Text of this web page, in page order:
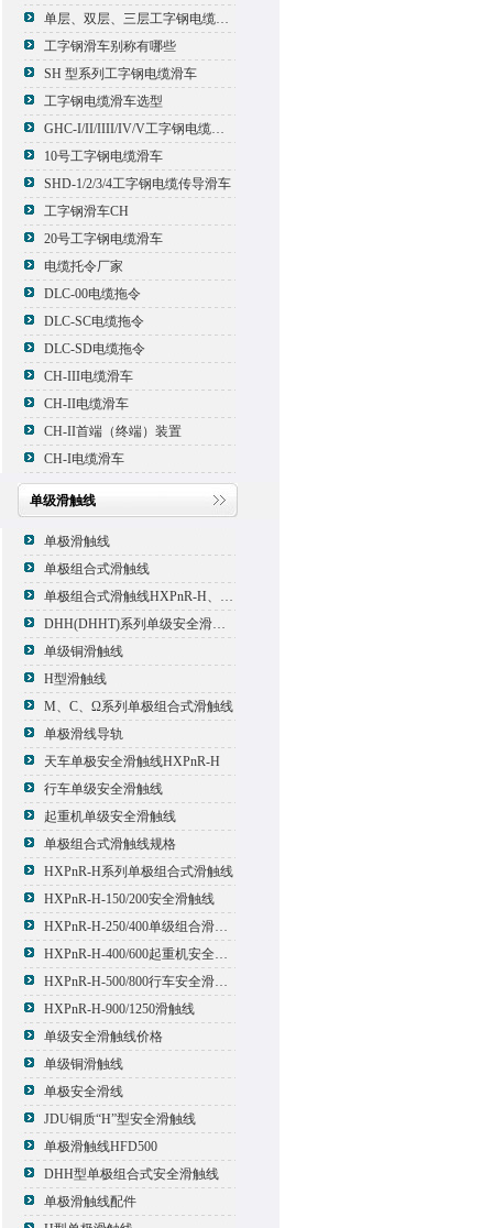
单层、双层、三层工字钢电缆传导滑车
工字钢滑车别称有哪些
SH 型系列工字钢电缆滑车
工字钢电缆滑车选型
GHC-I/II/IIII/IV/V工字钢电缆滑车
10号工字钢电缆滑车
SHD-1/2/3/4工字钢电缆传导滑车
工字钢滑车CH
20号工字钢电缆滑车
电缆托令厂家
DLC-00电缆拖令
DLC-SC电缆拖令
DLC-SD电缆拖令
CH-III电缆滑车
CH-II电缆滑车
CH-II首端（终端）装置
CH-I电缆滑车
单级滑触线
单极滑触线
单极组合式滑触线
单极组合式滑触线HXPnR-H、HXPnR-H8 、HXPnR-HT
DHH(DHHT)系列单级安全滑触线
单级铜滑触线
H型滑触线
M、C、Ω系列单极组合式滑触线
单极滑线导轨
天车单极安全滑触线HXPnR-H
行车单级安全滑触线
起重机单级安全滑触线
单极组合式滑触线规格
HXPnR-H系列单极组合式滑触线
HXPnR-H-150/200安全滑触线
HXPnR-H-250/400单级组合滑触线
HXPnR-H-400/600起重机安全滑触线
HXPnR-H-500/800行车安全滑触线
HXPnR-H-900/1250滑触线
单级安全滑触线价格
单级铜滑触线
单极安全滑线
JDU铜质“H”型安全滑触线
单极滑触线HFD500
DHH型单极组合式安全滑触线
单极滑触线配件